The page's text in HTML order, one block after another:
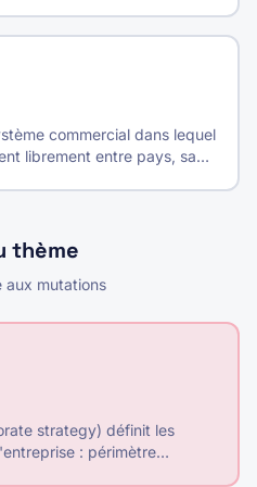
commercial dans lequel
librement entre pays, sans
thème
aux mutations
strategy) définit les
: périmètre